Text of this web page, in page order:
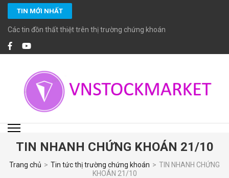
Bỏ
qua
nội
TIN MỚI NHẤT
Các tin đồn thất thiệt trên thị trường chứng khoán
VNSTOCKMARKET
chuyên viên đầu tư chứng khoán cao cấp CFA, MBA… giàu kinh nghiệm và
đặc biệt cam kết tuân thủ các chuẩn mực đầu tư, tiêu chuẩn đạo đức cao
trong nghề nghiệp.
TIN NHANH CHỨNG KHOÁN 21/10
Trang chủ > Tin tức thị trường chứng khoán > TIN NHANH CHỨNG
KHOÁN 21/10